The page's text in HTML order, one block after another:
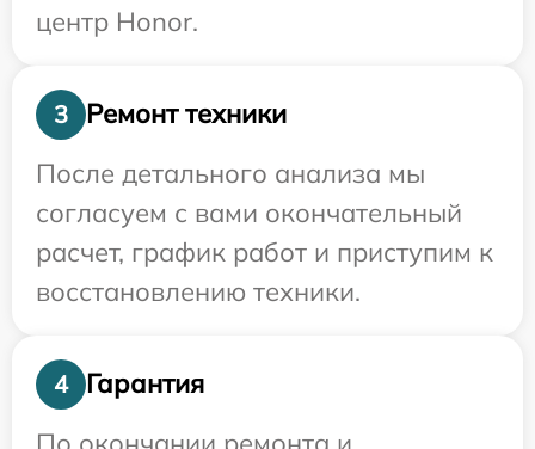
центр Honor.
3
Ремонт техники
После детального анализа мы
согласуем с вами окончательный
расчет, график работ и приступим к
восстановлению техники.
4
Гарантия